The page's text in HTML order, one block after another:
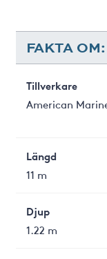
FAKTA
Tillverkare
American
Längd
11 m
Djup
1.22 m